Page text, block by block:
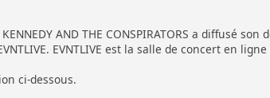
KENNEDY AND THE CONSPIRATORS a diffusé
EVNTLIVE est la salle de concert en
ci-dessous.